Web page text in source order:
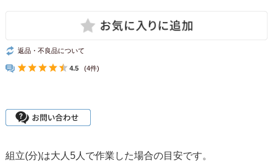
返品・不良品について
4.5 (4件)
組立(分)は大人5人で作業した場合の目安です。